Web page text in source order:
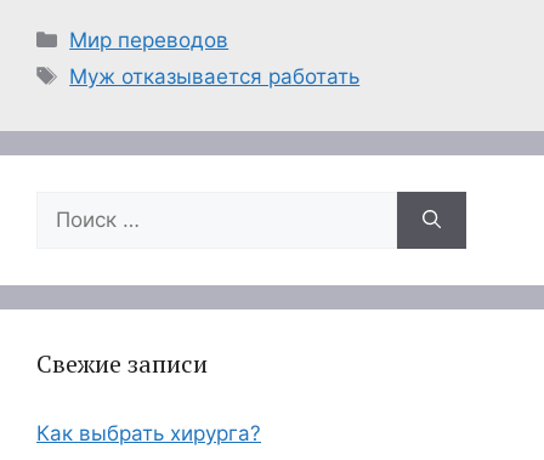
Рубрики
Мир переводов
Метки
Муж отказывается работать
Поиск:
Свежие записи
Как выбрать хирурга?